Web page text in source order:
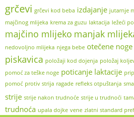
grčevi grčevi kod beba izdajanje jutarnje
majčinog mlijeka krema za guzu laktacija ležeći
majčino mlijeko manjak
nedovoljno mlijeka njega bebe otečene noge
piskavica položaji kod dojenja položaj
pomoć za teške noge poticanje laktacije
pomoć protiv strija ragade refleks otpuštanja
strije strije nakon trudnoće strije u trudnoći
trudnoća upala dojke vene zlatni standard